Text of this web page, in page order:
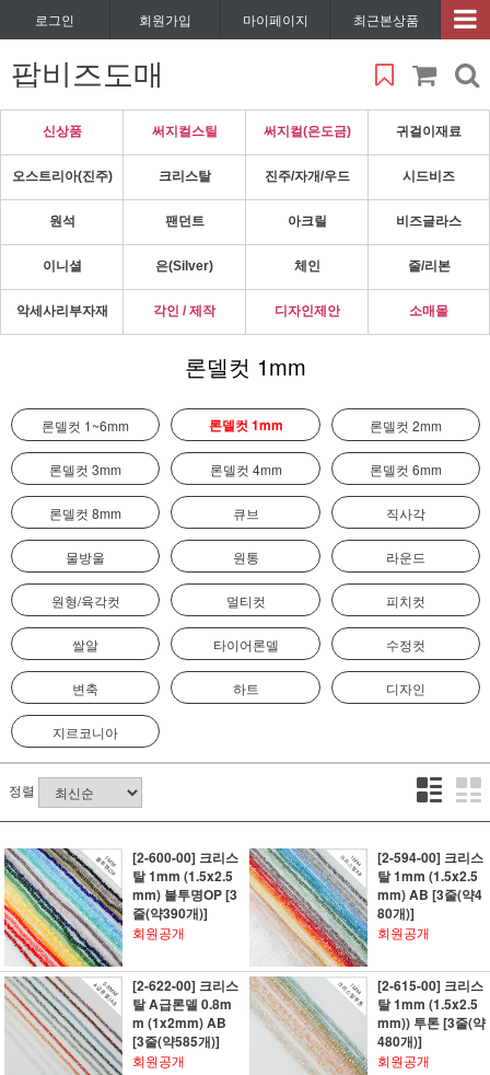
로그인 회원가입 마이페이지 최근본상품
팝비즈도매
신상품 써지컬스틸 써지컬(은도금) 귀걸이재료
오스트리아(진주) 크리스탈 진주/자개/우드 시드비즈
원석 팬던트 아크릴 비즈글라스
이니셜 은(Silver) 체인 줄/리본
악세사리부자재 각인 / 제작 디자인제안 소매몰
론델컷 1mm
론델컷 1~6mm 론델컷 1mm 론델컷 2mm
론델컷 3mm 론델컷 4mm 론델컷 6mm
론델컷 8mm 큐브 직사각
물방울 원통 라운드
원형/육각컷 멀티컷 피치컷
쌀알 타이어론델 수정컷
변축 하트 디자인
지르코니아
정렬
[2-600-00] 크리스
탈 1mm (1.5x2.5
mm) 불투명OP [3
줄(약390개)]
회원공개
[2-594-00] 크리스
탈 1mm (1.5x2.5
mm) AB [3줄(약4
80개)]
회원공개
[2-622-00] 크리스
탈 A급론델 0.8m
m (1x2mm) AB
[3줄(약585개)]
회원공개
[2-615-00] 크리스
탈 1mm (1.5x2.5
mm)) 투톤 [3줄(약
480개)]
회원공개